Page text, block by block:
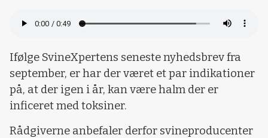
Ifølge SvineXpertens seneste nyhedsbrev fra
september, er har der været et par indikationer
på, at der igen i år, kan være halm der er
inficeret med toksiner.
Rådgiverne anbefaler derfor svineproducenter